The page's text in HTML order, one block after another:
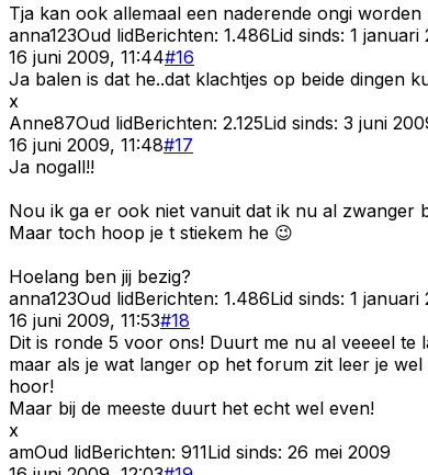
Tja kan ook allemaal een naderende ongi worden
anna123Oud lidBerichten: 1.486Lid sinds: 1 januari
16 juni 2009, 11:44#16
Ja balen is dat he..dat klachtjes op beide dingen
x
Anne87Oud lidBerichten: 2.125Lid sinds: 3 juni
16 juni 2009, 11:48#17
Ja nogall!!
Nou ik ga er ook niet vanuit dat ik nu al zwanger
Maar toch hoop je t stiekem he 😉
Hoelang ben jij bezig?
anna123Oud lidBerichten: 1.486Lid sinds: 1 januari
16 juni 2009, 11:53#18
Dit is ronde 5 voor ons! Duurt me nu al veeeel te
maar als je wat langer op het forum zit leer je
hoor!
Maar bij de meeste duurt het echt wel even!
x
amOud lidBerichten: 911Lid sinds: 26 mei 2009